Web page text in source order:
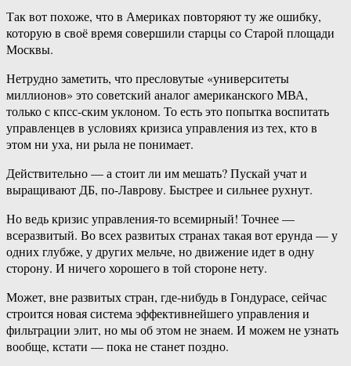
Так вот похоже, что в Америках повторяют ту же ошибку,
которую в своё время совершили старцы со Старой площади
Москвы.
Нетрудно заметить, что пресловутые «университеты
миллионов» это советский аналог американского МВА,
только с кпсс-ским уклоном. То есть это попытка воспитать
управленцев в условиях кризиса управления из тех, кто в
этом ни уха, ни рыла не понимает.
Действительно — а стоит ли им мешать? Пускай учат и
выращивают ДБ, по-Лаврову. Быстрее и сильнее рухнут.
Но ведь кризис управления-то всемирный! Точнее —
всеразвитый. Во всех развитых странах такая вот ерунда — у
одних глубже, у других мельче, но движение идет в одну
сторону. И ничего хорошего в той стороне нету.
Может, вне развитых стран, где-нибудь в Гондурасе, сейчас
строится новая система эффективнейшего управления и
фильтрации элит, но мы об этом не знаем. И можем не узнать
вообще, кстати — пока не станет поздно.